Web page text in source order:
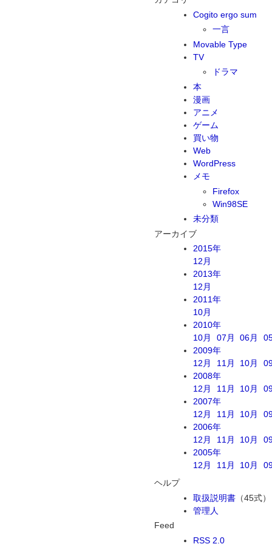
Cogito ergo sum
一言
Movable Type
TV
ドラマ
本
漫画
アニメ
ゲーム
買い物
Web
WordPress
メモ
Firefox
Win98SE
未分類
アーカイブ
2015年
12月
2013年
12月
2011年
10月
2010年
10月
07月 06月
2009年
12月
11月 10月
2008年
12月
11月 10月
2007年
12月
11月 10月
2006年
12月
11月 10月
2005年
12月
11月 10月
ヘルプ
取扱説明書 （45式）
管理人
Feed
RSS 2.0